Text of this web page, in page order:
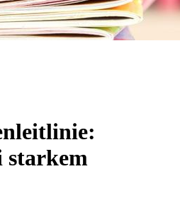
starkem